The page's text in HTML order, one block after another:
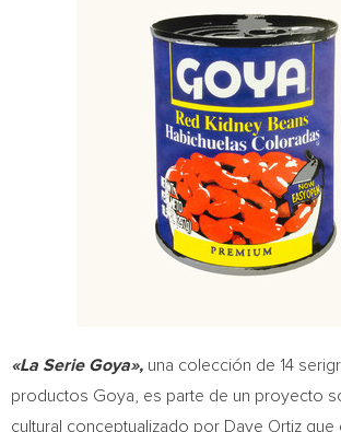
«La Serie Goya», una colección de 14
productos Goya, es parte de un proyecto
cultural conceptualizado por Dave Ortiz que